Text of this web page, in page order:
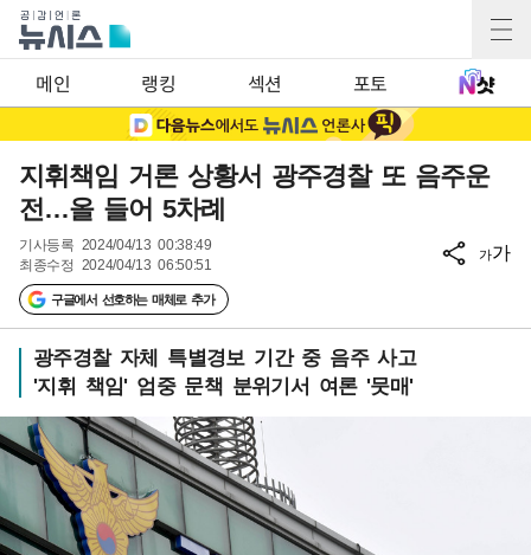
메인 랭킹 섹션 포토
지휘책임 거론 상황서 광주경찰 또 음주운
전…올 들어 5차례
기사등록 2024/04/13 00:38:49
최종수정 2024/04/13 06:50:51
구글에서 선호하는 매체로 추가
가가
광주경찰 자체 특별경보 기간 중 음주 사고
'지휘 책임' 엄중 문책 분위기서 여론 '뭇매'